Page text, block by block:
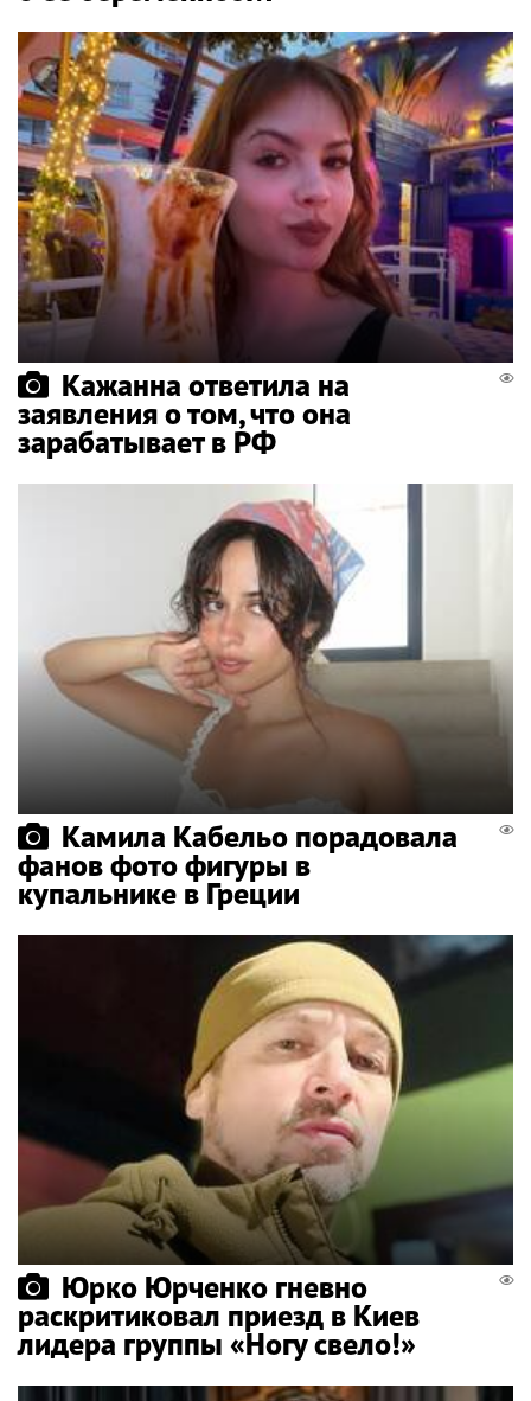
Кажанна ответила на
заявления о том, что она
зарабатывает в РФ
Камила Кабельо порадовала
фанов фото фигуры в
купальнике в Греции
Юрко Юрченко гневно
раскритиковал приезд в Киев
лидера группы «Ногу свело!»